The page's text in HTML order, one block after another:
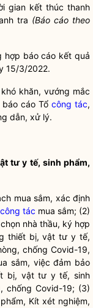
gian kết thúc thanh
tra (Báo cáo theo
hợp báo cáo kết quả
15/3/2022.
khăn, vướng mắc
cáo Tổ công tác,
dẫn, xử lý.
tư y tế, sinh phẩm,
mua sắm, xác định
công tác mua sắm; (2)
nhà thầu, ký hợp
thiết bị, vật tư y tế,
chống Covid-19,
sắm, việc đảm bảo
bị, vật tư y tế, sinh
chống Covid-19; (3)
Kít xét nghiệm,